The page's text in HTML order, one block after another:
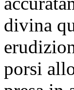
divina
porsi